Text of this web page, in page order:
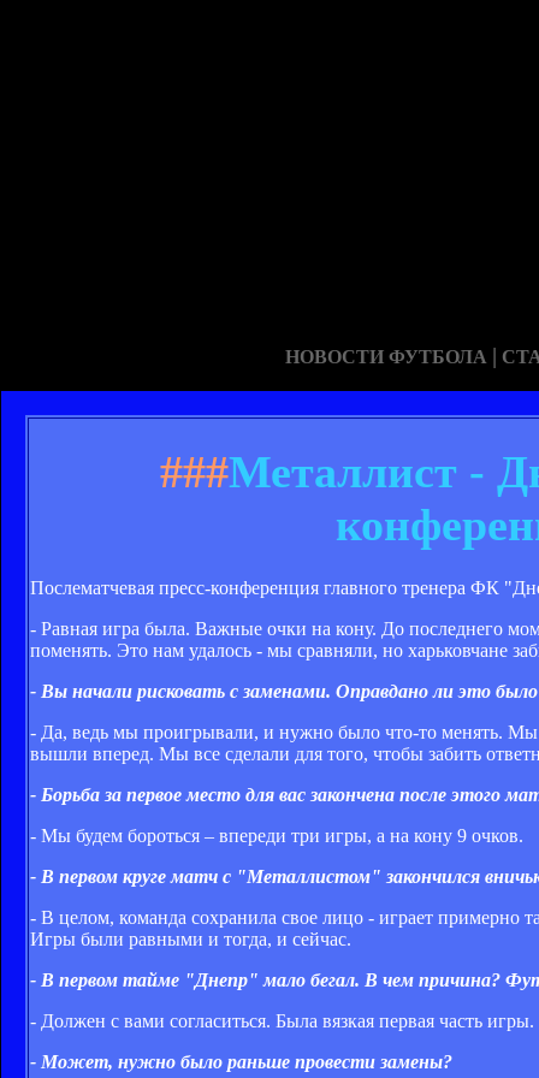
НОВОСТИ ФУТБОЛА |
###Металлист -
Послематчевая пресс-конференция главного тренера ФК
- Равная игра была. Важные очки на кону. До последнего
поменять. Это нам удалось - мы сравняли, но харьковчане
- Вы начали рисковать с заменами. Оправдано ли это
- Да, ведь мы проигрывали, и нужно было что-то менять. Мы
вышли вперед. Мы все сделали для того, чтобы забить
- Борьба за первое место для вас закончена после этого
- Мы будем бороться – впереди три игры, а на кону 9 очков.
- В первом круге матч с "Металлистом" закончился
- В целом, команда сохранила свое лицо - играет примерно
Игры были равными и тогда, и сейчас.
- В первом тайме "Днепр" мало бегал. В чем причина?
- Должен с вами согласиться. Была вязкая первая часть
- Может, нужно было раньше провести замены?